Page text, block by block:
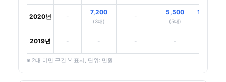
2020년 -
7,200
(3대)
-
5,500
(5대)
10,600
2019년 - - - -
6,950
※ 2대 미만 구간 '-' 표시, 단위: 만원